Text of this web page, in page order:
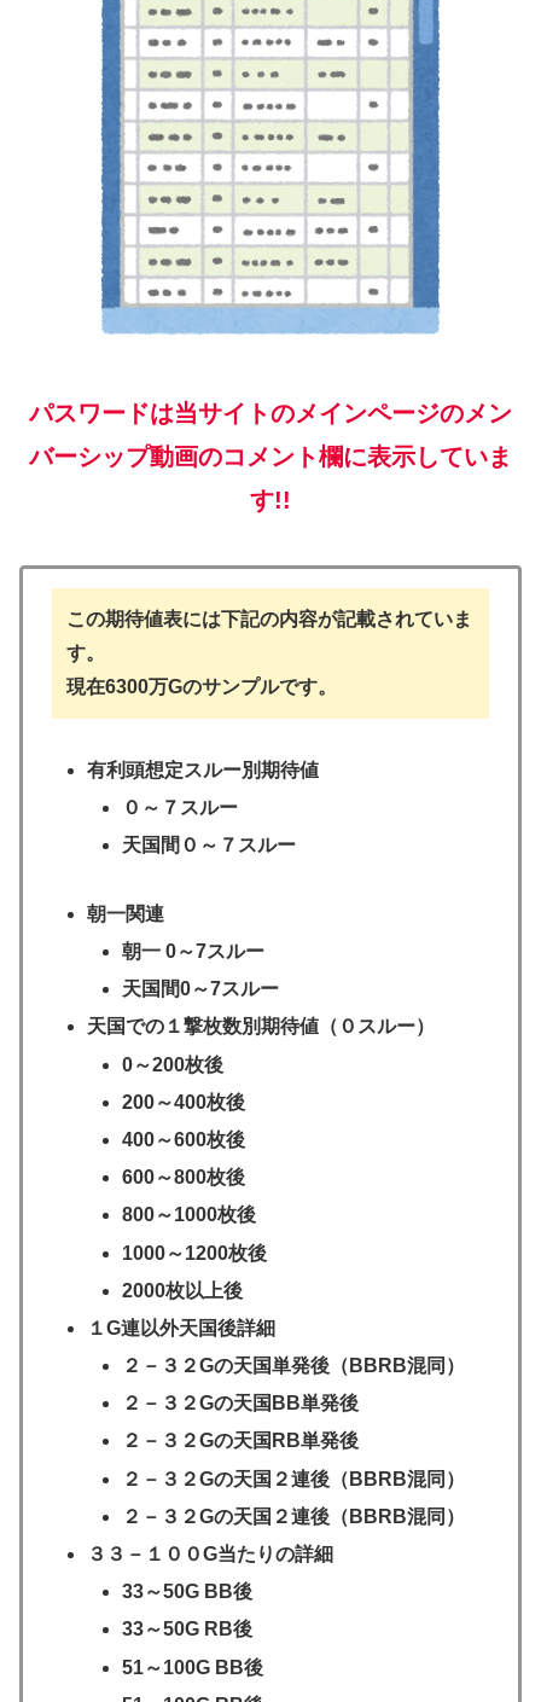
パスワードは当サイトのメインページのメン
バーシップ動画のコメント欄に表示していま
す!!
この期待値表には下記の内容が記載されていま
す。
現在6300万Gのサンプルです。
有利頭想定スルー別期待値
０～７スルー
天国間０～７スルー
朝一関連
朝一 0～7スルー
天国間0～7スルー
天国での１撃枚数別期待値（０スルー）
0～200枚後
200～400枚後
400～600枚後
600～800枚後
800～1000枚後
1000～1200枚後
2000枚以上後
１G連以外天国後詳細
２－３２Gの天国単発後 （BBRB混同）
２－３２Gの天国BB単発後
２－３２Gの天国RB単発後
２－３２Gの天国２連後 （BBRB混同）
２－３２Gの天国２連後 （BBRB混同）
３３－１００G当たりの詳細
33～50G BB後
33～50G RB後
51～100G BB後